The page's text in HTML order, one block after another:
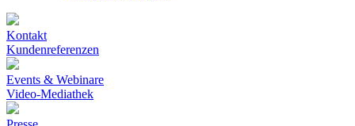
Kontakt
Kundenreferenzen
Events & Webinare
Video-Mediathek